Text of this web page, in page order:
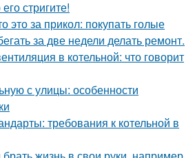
стригите!
это за прикол: покупать голые
за две недели делать ремонт.
в котельной: что говорит
с улицы: особенности
требования к котельной в